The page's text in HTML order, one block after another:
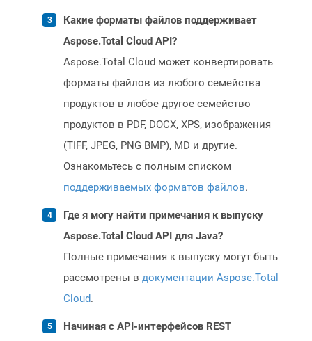
Какие форматы файлов поддерживает
Aspose.Total Cloud API?
Aspose.Total Cloud может конвертировать
форматы файлов из любого семейства
продуктов в любое другое семейство
продуктов в PDF, DOCX, XPS, изображения
(TIFF, JPEG, PNG BMP), MD и другие.
Ознакомьтесь с полным списком
поддерживаемых форматов файлов.
Где я могу найти примечания к выпуску
Aspose.Total Cloud API для Java?
Полные примечания к выпуску могут быть
рассмотрены в документации Aspose.Total
Cloud.
Начиная с API-интерфейсов REST